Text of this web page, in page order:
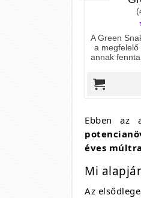
A Green
a
annak
Ebben az
éves múltra
Mi
Az